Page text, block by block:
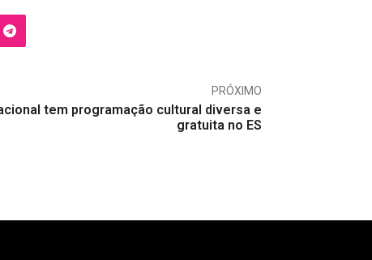
PRÓXIMO
tem programação cultural diversa e
gratuita no ES